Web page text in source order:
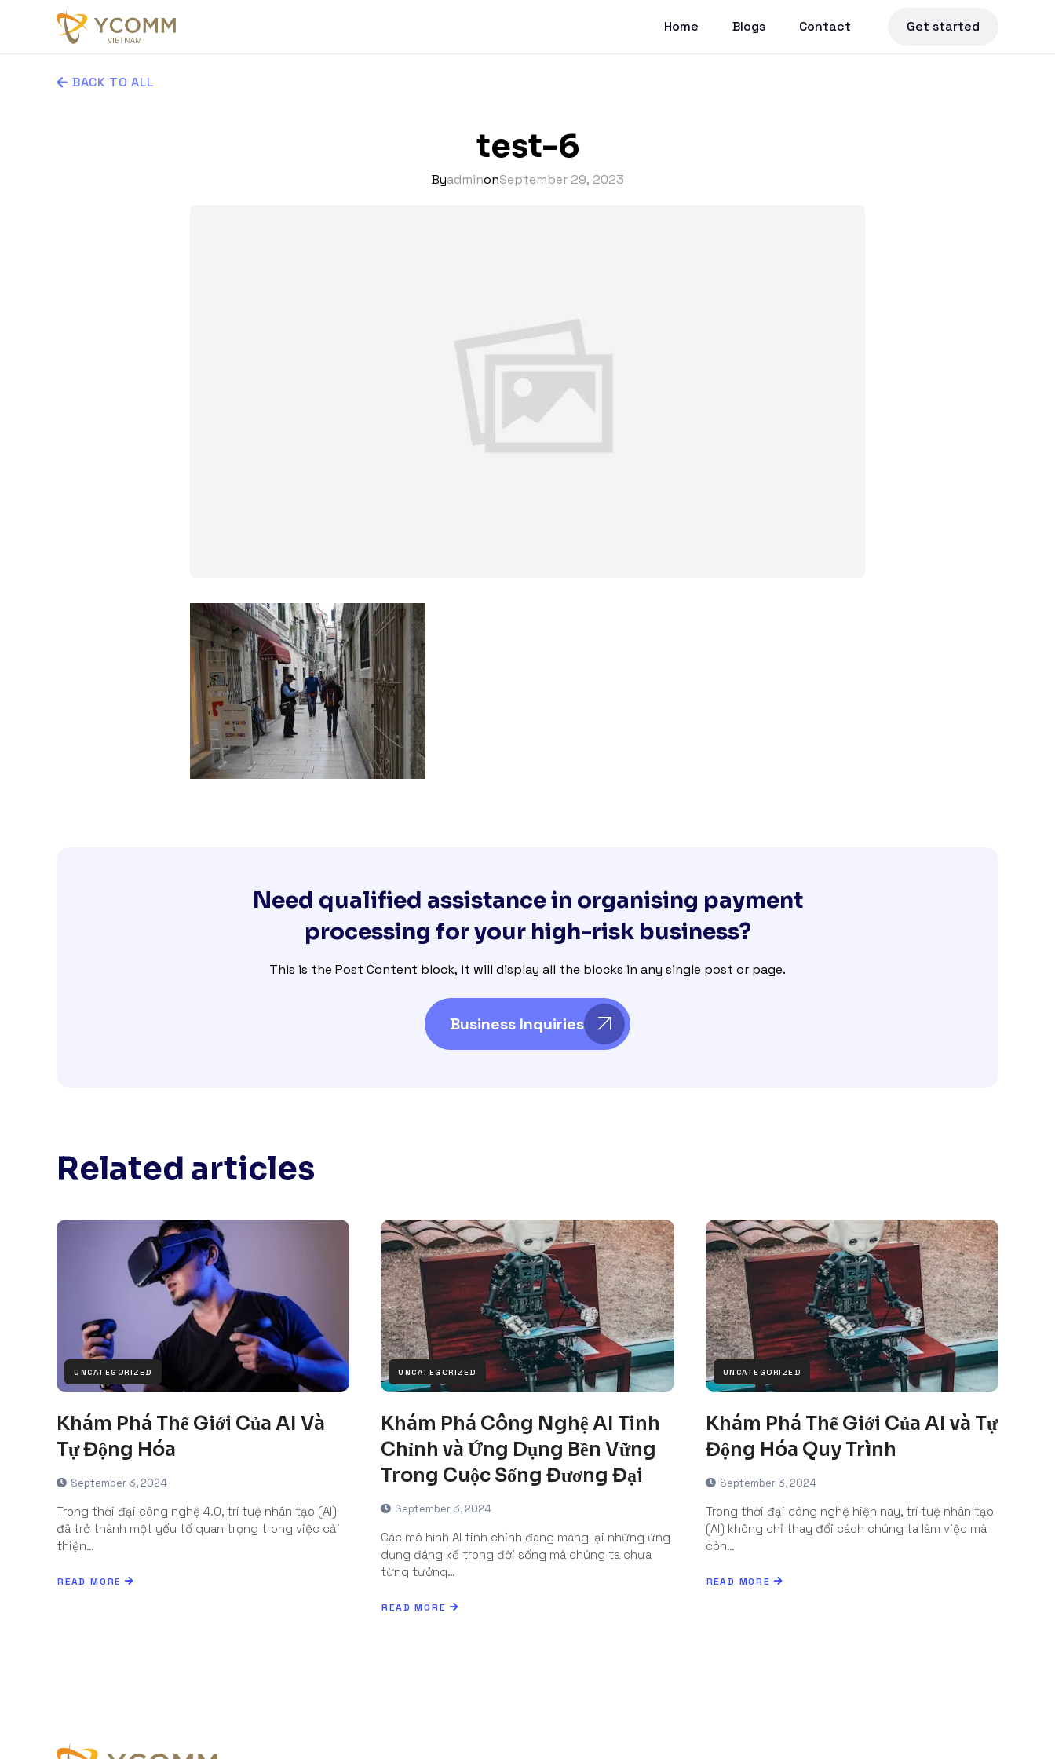
Home Blogs Contact Get started
BACK TO ALL
test-6
ByadminonSeptember 29, 2023
Need qualified assistance in organising payment
processing for your high-risk business?
This is the Post Content block, it will display all the blocks in any single post or page.
Business Inquiries
Related articles
UNCATEGORIZED
Khám Phá Thế Giới Của AI Và
Tự Động Hóa
September 3, 2024
Trong thời đại công nghệ 4.0, trí tuệ nhân tạo (AI)
đã trở thành một yếu tố quan trọng trong việc cải
thiện…
READ MORE
UNCATEGORIZED
Khám Phá Công Nghệ AI Tinh
Chỉnh và Ứng Dụng Bền Vững
Trong Cuộc Sống Đương Đại
September 3, 2024
Các mô hình AI tinh chỉnh đang mang lại những ứng
dụng đáng kể trong đời sống mà chúng ta chưa
từng tưởng…
READ MORE
UNCATEGORIZED
Khám Phá Thế Giới Của AI và Tự
Động Hóa Quy Trình
September 3, 2024
Trong thời đại công nghệ hiện nay, trí tuệ nhân tạo
(AI) không chỉ thay đổi cách chúng ta làm việc mà
còn…
READ MORE